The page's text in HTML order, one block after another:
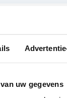
uw gegevens
over een
werkt